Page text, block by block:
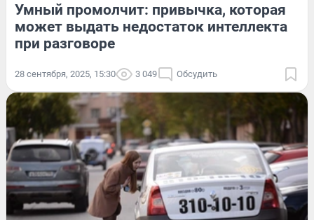
Умный промолчит: привычка, которая
может выдать недостаток интеллекта
при разговоре
28 сентября, 2025, 15:30 3 049 Обсудить